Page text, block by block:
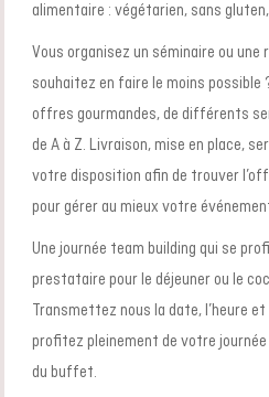
alimentaire :végétarien, sans gluten,
Vous organisez un séminaire ou une
souhaitez en faire le moins possible
offres gourmandes, de différents
de A à Z. Livraison, mise en place,
votre disposition afin de trouver
pour gérer au mieux votre
Une journée team building qui se
prestataire pour le déjeuner ou le
Transmettez nous la date, l’heure
profitez pleinement de votre journée
du buffet.